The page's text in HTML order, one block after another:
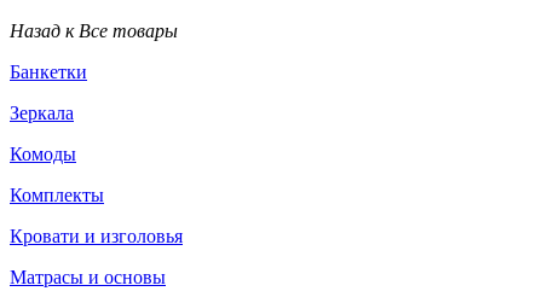
Назад к Все товары
Банкетки
Зеркала
Комоды
Комплекты
Кровати и изголовья
Матрасы и основы